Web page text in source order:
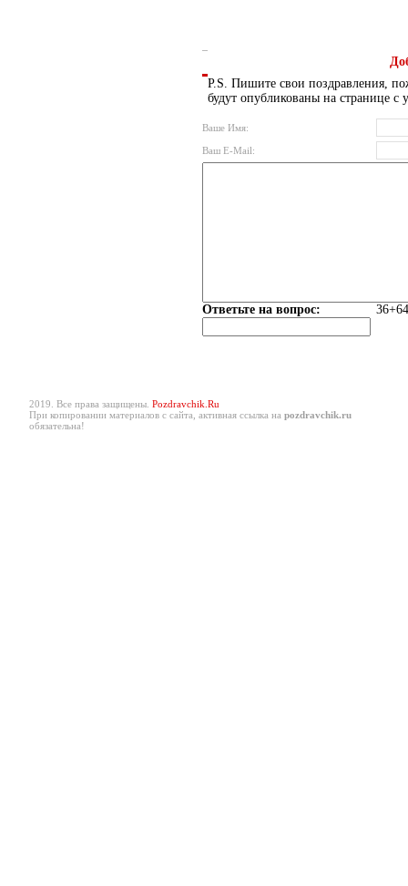
P.S. Пишите свои поздравления,
будут опубликованы на странице с
Ваше Имя:
Ваш E-Mail:
Ответьте на вопрос:
2019. Все права защищены. Pozdravchik.Ru
При копировании материалов с сайта, активная ссылка на pozdravchik.ru
обязательна!